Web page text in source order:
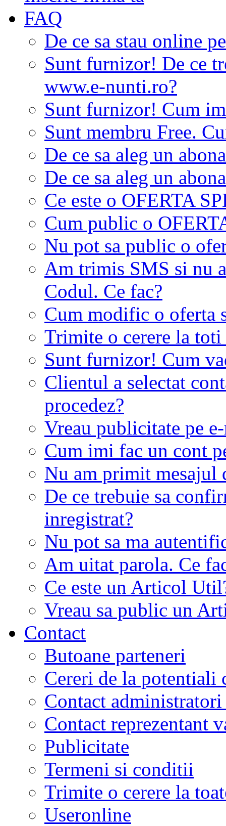
FAQ
De ce sa stau online
Sunt furnizor! De ce
www.e-nunti.ro?
Sunt furnizor! Cum
Sunt membru Free.
De ce sa aleg un
De ce sa aleg un
Ce este o OFERTA
Cum public o
Nu pot sa public o
Am trimis SMS si nu
Codul. Ce fac?
Cum modific o oferta
Trimite o cerere la
Sunt furnizor! Cum
Clientul a selectat
procedez?
Vreau publicitate pe
Cum imi fac un cont
Nu am primit mesajul
De ce trebuie sa
inregistrat?
Nu pot sa ma
Am uitat parola. Ce
Ce este un Articol
Vreau sa public un
Contact
Butoane parteneri
Cereri de la potentiali
Contact
Contact reprezentant
Publicitate
Termeni si conditii
Trimite o cerere la
Useronline